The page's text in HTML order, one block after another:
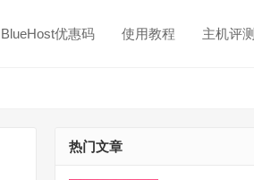
BlueHost优惠码 使用教程 主机评测
热门文章